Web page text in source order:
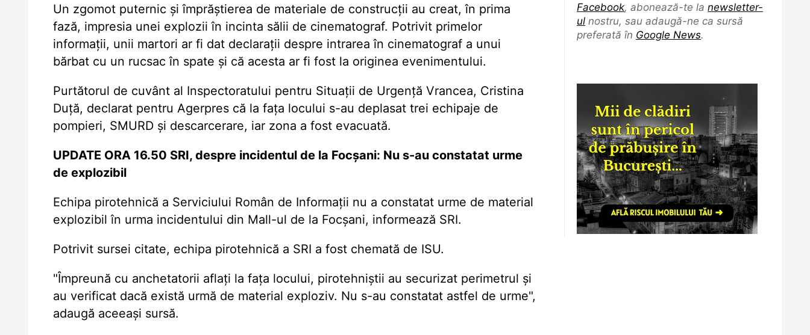
Facebook, abonează-te la newsletter-
ul nostru, sau adaugă-ne ca sursă
preferată în Google News.
Un zgomot puternic și împrăștierea de materiale de construcții au creat, în prima
fază, impresia unei explozii în incinta sălii de cinematograf. Potrivit primelor
informații, unii martori ar fi dat declarații despre intrarea în cinematograf a unui
bărbat cu un rucsac în spate și că acesta ar fi fost la originea evenimentului.
Purtătorul de cuvânt al Inspectoratului pentru Situații de Urgență Vrancea, Cristina
Duță, declarat pentru Agerpres că la fața locului s-au deplasat trei echipaje de
pompieri, SMURD și descarcerare, iar zona a fost evacuată.
UPDATE ORA 16.50 SRI, despre incidentul de la Focșani: Nu s-au constatat urme
de explozibil
Echipa pirotehnică a Serviciului Român de Informații nu a constatat urme de material
explozibil în urma incidentului din Mall-ul de la Focșani, informează SRI.
Potrivit sursei citate, echipa pirotehnică a SRI a fost chemată de ISU.
"Împreună cu anchetatorii aflați la fața locului, pirotehniștii au securizat perimetrul și
au verificat dacă există urmă de material exploziv. Nu s-au constatat astfel de urme",
adaugă aceeași sursă.